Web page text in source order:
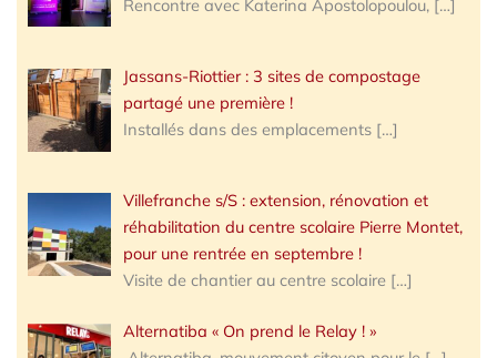
Rencontre avec Katerina Apostolopoulou, […]
Jassans-Riottier : 3 sites de compostage
partagé une première !
Installés dans des emplacements […]
Villefranche s/S : extension, rénovation et
réhabilitation du centre scolaire Pierre Montet,
pour une rentrée en septembre !
Visite de chantier au centre scolaire […]
Alternatiba « On prend le Relay ! »